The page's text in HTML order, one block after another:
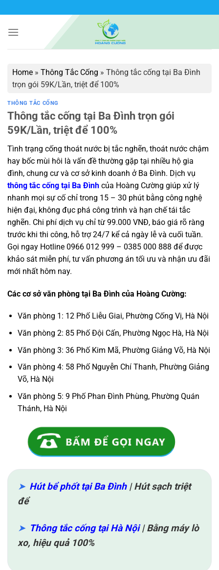
qua
nội
Home » Thông Tắc Cống » Thông tắc cống tại Ba Đình
trọn gói 59K/Lần, triệt để 100%
THÔNG TẮC CỐNG
Thông tắc cống tại Ba Đình trọn gói
59K/Lần, triệt để 100%
Tình trạng cống thoát nước bị tắc nghẽn, thoát nước chậm
hay bốc mùi hôi là vấn đề thường gặp tại nhiều hộ gia
đình, chung cư và cơ sở kinh doanh ở Ba Đình. Dịch vụ
thông tắc cống tại Ba Đình của Hoàng Cường giúp xử lý
nhanh mọi sự cố chỉ trong 15 – 30 phút bằng công nghệ
hiện đại, không đục phá công trình và hạn chế tái tắc
nghẽn. Chi phí dịch vụ chỉ từ 99.000 VNĐ, báo giá rõ ràng
trước khi thi công, hỗ trợ 24/7 kể cả ngày lễ và cuối tuần.
Gọi ngay Hotline 0966 012 999 – 0385 000 888 để được
khảo sát miễn phí, tư vấn phương án tối ưu và nhận ưu đãi
mới nhất hôm nay.
Các cơ sở văn phòng tại Ba Đình của Hoàng Cường:
Văn phòng 1: 12 Phố Liễu Giai, Phường Cống Vị, Hà Nội
Văn phòng 2: 85 Phố Đội Cấn, Phường Ngọc Hà, Hà Nội
Văn phòng 3: 36 Phố Kim Mã, Phường Giảng Võ, Hà Nội
Văn phòng 4: 58 Phố Nguyễn Chí Thanh, Phường Giảng
Võ, Hà Nội
Văn phòng 5: 9 Phố Phan Đình Phùng, Phường Quán
Thánh, Hà Nội
Hút bể phốt tại Ba Đình| Hút sạch triệt
để
Thông tắc cống tại Hà Nội| Bằng máy lò
xo, hiệu quả 100%